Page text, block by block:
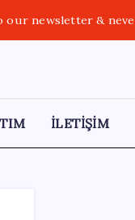
our newsletter &
İLETİŞİM